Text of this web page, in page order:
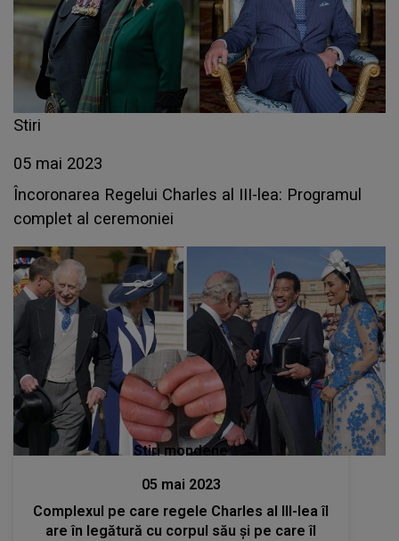
Stiri
05 mai 2023
Încoronarea Regelui Charles al III-lea: Programul
complet al ceremoniei
Stiri mondene
05 mai 2023
Complexul pe care regele Charles al III-lea îl
are în legătură cu corpul său și pe care îl